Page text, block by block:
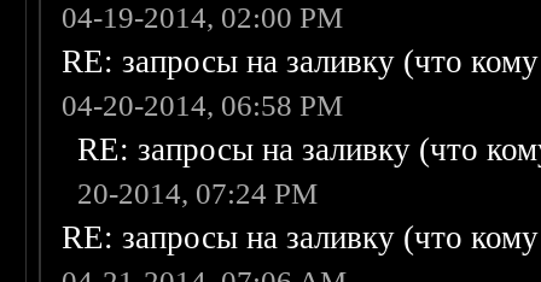
04-19-2014, 02:00 PM
RE: запросы на заливку (что
04-20-2014, 06:58 PM
RE: запросы на заливку (что
20-2014, 07:24 PM
RE: запросы на заливку (что